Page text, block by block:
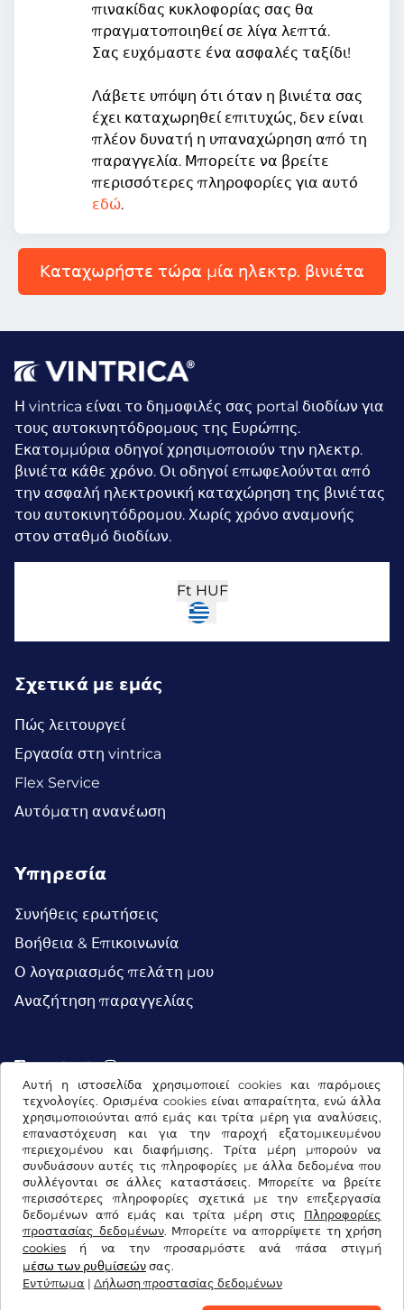
Αυτή η ιστοσελίδα χρησιμοποιεί cookies και παρόμοιες
τεχνολογίες. Ορισμένα cookies είναι απαραίτητα, ενώ άλλα
χρησιμοποιούνται από εμάς και τρίτα μέρη για αναλύσεις,
επαναστόχευση και για την παροχή εξατομικευμένου
περιεχομένου και διαφήμισης. Τρίτα μέρη μπορούν να
συνδυάσουν αυτές τις πληροφορίες με άλλα δεδομένα που
συλλέγονται σε άλλες καταστάσεις. Μπορείτε να βρείτε
περισσότερες πληροφορίες σχετικά με την επεξεργασία
δεδομένων από εμάς και τρίτα μέρη στις Πληροφορίες
προστασίας δεδομένων. Μπορείτε να απορρίψετε τη χρήση
cookies ή να την προσαρμόστε ανά πάσα στιγμή
μέσω των ρυθμίσεών σας.
Εντύπωμα | Δήλωση προστασίας δεδομένων
πινακίδας κυκλοφορίας σας θα
πραγματοποιηθεί σε λίγα λεπτά.
Σας ευχόμαστε ένα ασφαλές ταξίδι!
Λάβετε υπόψη ότι όταν η βινιέτα σας
έχει καταχωρηθεί επιτυχώς, δεν είναι
πλέον δυνατή η υπαναχώρηση από τη
παραγγελία. Μπορείτε να βρείτε
περισσότερες πληροφορίες για αυτό
εδώ.
Καταχωρήστε τώρα μία ηλεκτρ. βινιέτα
Η vintrica είναι το δημοφιλές σας portal διοδίων για
τους αυτοκινητόδρομους της Ευρώπης.
Εκατομμύρια οδηγοί χρησιμοποιούν την ηλεκτρ.
βινιέτα κάθε χρόνο. Οι οδηγοί επωφελούνται από
την ασφαλή ηλεκτρονική καταχώρηση της βινιέτας
του αυτοκινητόδρομου. Χωρίς χρόνο αναμονής
στον σταθμό διοδίων.
Ft HUF
Σχετικά με εμάς
Πώς λειτουργεί
Εργασία στη vintrica
Flex Service
Αυτόματη ανανέωση
Υπηρεσία
Συνήθεις ερωτήσεις
Βοήθεια & Επικοινωνία
Ο λογαριασμός πελάτη μου
Αναζήτηση παραγγελίας
Facebook Instagram
Όροι & προϋποθέσεις / Δικαίωμα Υπαναχώρησης
Δήλωση προστασίας δεδομένων
Ρυθμίσεις cookies